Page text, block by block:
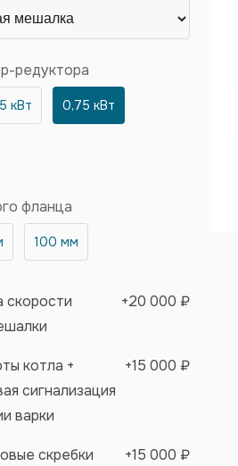
редуктора
кВт 0,75 кВт
фланца
100 мм
скорости
+20 000 ₽
котла +
сигнализация
варки
+15 000 ₽
скребки
+15 000 ₽